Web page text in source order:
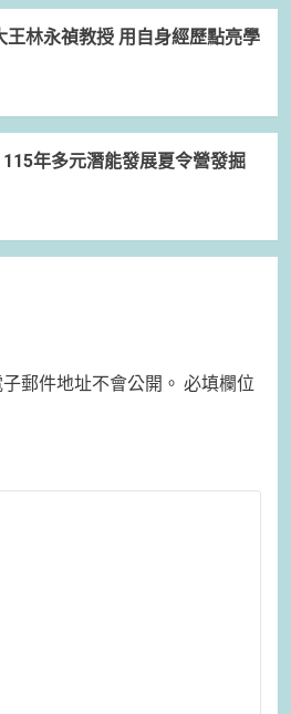
林永禎教授 用自身經歷點亮學
年多元潛能發展夏令營發掘
郵件地址不會公開。 必填欄位